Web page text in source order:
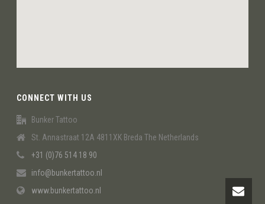
CONNECT WITH US
Bunker Tattoo
St. Annastraat 12A 4811XK Breda The Netherlands
+31 (0)76 514 18 90
info@bunkertattoo.nl
www.bunkertattoo.nl